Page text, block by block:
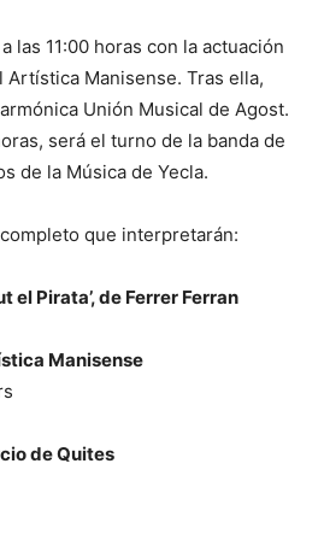
las 11:00 horas con la actuación
Artística Manisense. Tras ella,
Unión Musical de Agost.
será el turno de la banda de
de la Música de Yecla.
que interpretarán:
el Pirata’, de Ferrer Ferran
Manisense
de Quites